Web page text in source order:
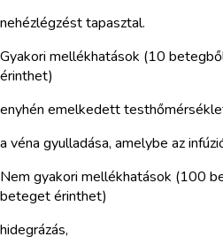
nehézlégzést tapasztal.
Gyakori mellékhatások (10
érinthet)
enyhén emelkedett
a véna gyulladása, amelybe az
Nem gyakori mellékhatások (100
beteget érinthet)
hidegrázás,